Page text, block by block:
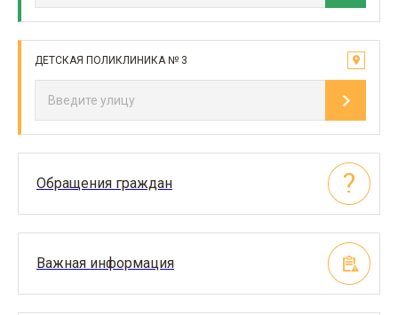
ДЕТСКАЯ ПОЛИКЛИНИКА № 3
Обращения граждан
Важная информация